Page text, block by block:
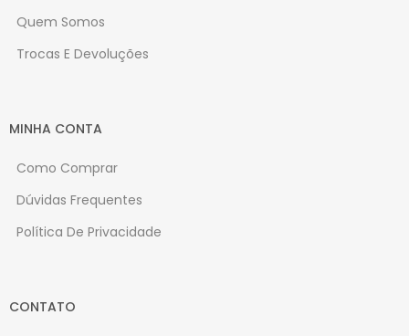
Quem Somos
Trocas E Devoluções
MINHA CONTA
Como Comprar
Dúvidas Frequentes
Política De Privacidade
CONTATO